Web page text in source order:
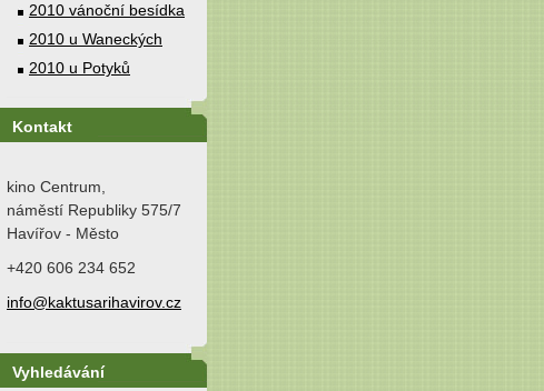
2010 vánoční besídka
2010 u Waneckých
2010 u Potyků
Kontakt
kino Centrum,
náměstí Republiky 575/7
Havířov - Město
+420 606 234 652
info@kaktusarihavirov.cz
Vyhledávání